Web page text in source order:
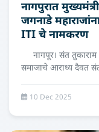
नागपुरात
जगनाडे
ITI चे नामकरण
नागपूर। संत तुकाराम
समाजाचे आराध्य दैवत
10 Dec 2025